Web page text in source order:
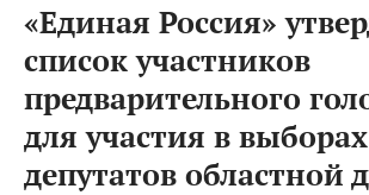
«Единая Россия»
список участников
предварительного
для участия в выборах
депутатов областной